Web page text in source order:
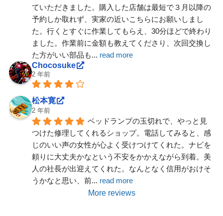
ていただきました。購入した店舗は最短で３月以降の
予約しか取れず、実家の近いこちらにお願いしまし
た。行くとすぐに作業してもらえ、30分ほどで終わり
ました。作業前に金額も教えてくださり、次回交換し
た方がいい部品も... read more
Chocosuke
2 年前
松本寛
2 年前
ベッドランプの玉切れで、やっと見
つけた修理してくれるショップ。電話してみると、感
じのいい声の女性が心よく受けつけてくれた。ナビを
頼りに大丈夫かなという不安をかかえながら到着。美
人の社長が出迎えてくれた。なんとなく信用がおけそ
うかなと思い、前... read more
More reviews